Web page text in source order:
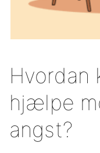
Hvordan
hjælpe
angst?